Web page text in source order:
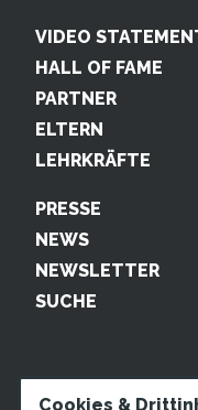
VIDEO
HALL OF FAME
PARTNER
ELTERN
LEHRKRÄFTE
PRESSE
NEWS
NEWSLETTER
SUCHE
Cookies &